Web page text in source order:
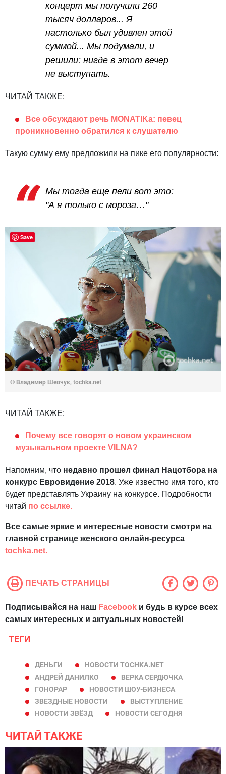
концерт мы получили 260
тысяч долларов... Я
настолько был удивлен этой
суммой... Мы подумали, и
решили: нигде в этот вечер
не выступать.
ЧИТАЙ ТАКЖЕ:
Все обсуждают речь MONATIKа: певец
проникновенно обратился к слушателю
Такую сумму ему предложили на пике его популярности:
Мы тогда еще пели вот это:
"А я только с мороза…"
© Владимир Шевчук, tochka.net
ЧИТАЙ ТАКЖЕ:
Почему все говорят о новом украинском
музыкальном проекте VILNA?
Напомним, что недавно прошел финал Нацотбора на
конкурс Евровидение 2018. Уже известно имя того, кто
будет представлять Украину на конкурсе. Подробности
читай по ссылке.
Все самые яркие и интересные новости смотри на
главной странице женского онлайн-ресурса
tochka.net.
ПЕЧАТЬ СТРАНИЦЫ
Подписывайся на наш Facebook и будь в курсе всех
самых интересных и актуальных новостей!
ТЕГИ
ДЕНЬГИ
НОВОСТИ TOCHKA.NET
АНДРЕЙ ДАНИЛКО
ВЕРКА СЕРДЮЧКА
ГОНОРАР
НОВОСТИ ШОУ-БИЗНЕСА
ЗВЕЗДНЫЕ НОВОСТИ
ВЫСТУПЛЕНИЕ
НОВОСТИ ЗВЁЗД
НОВОСТИ СЕГОДНЯ
ЧИТАЙ ТАКЖЕ
Save